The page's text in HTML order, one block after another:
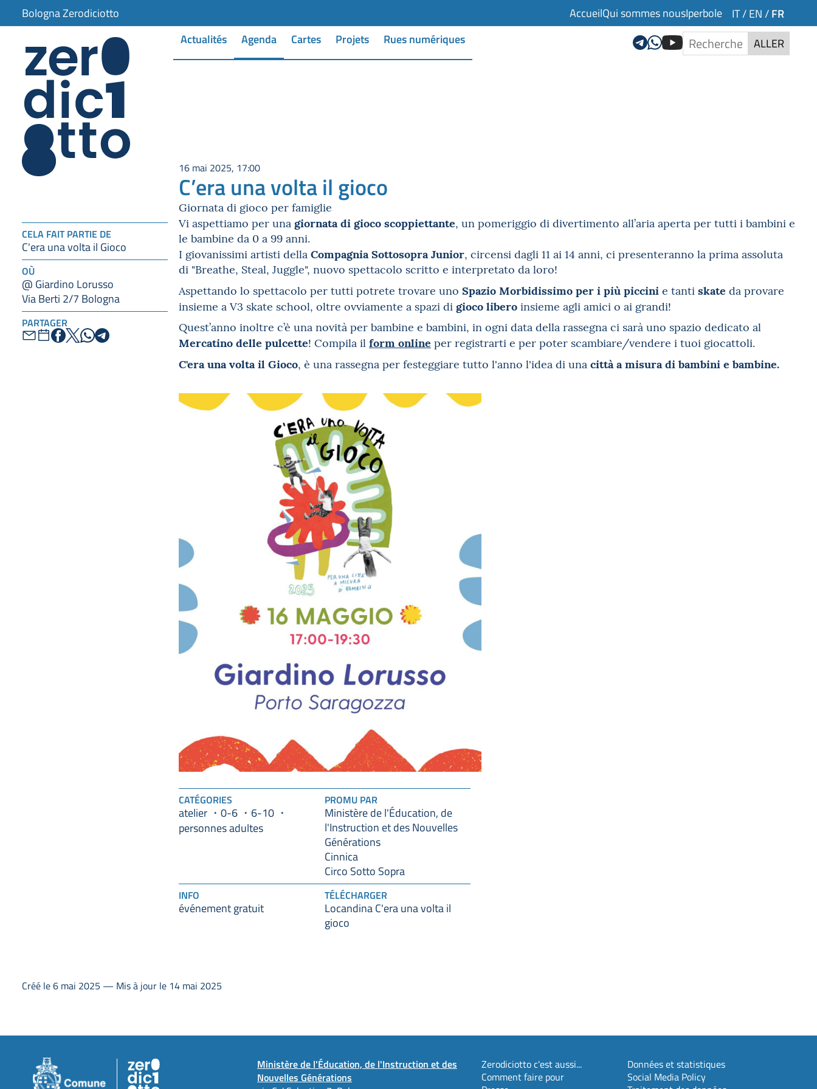
Bologna Zerodiciotto AccueilQui sommes nousIperbole IT/ EN / FR
Actualités
Agenda Cartes Projets Rues numériques ALLER
CELA FAIT PARTIE DE
C'era una volta il Gioco
OÙ
@ Giardino Lorusso
Via Berti 2/7 Bologna
PARTAGER
16 mai 2025, 17:00
C’era una volta il gioco
Giornata di gioco per famiglie
Vi aspettiamo per una giornata di gioco scoppiettante, un pomeriggio di divertimento all’aria aperta per tutti i bambini e
le bambine da 0 a 99 anni.
I giovanissimi artisti della Compagnia Sottosopra Junior, circensi dagli 11 ai 14 anni, ci presenteranno la prima assoluta
di "Breathe, Steal, Juggle", nuovo spettacolo scritto e interpretato da loro!
Aspettando lo spettacolo per tutti potrete trovare uno Spazio Morbidissimo per i più piccini e tanti skate da provare
insieme a V3 skate school, oltre ovviamente a spazi di gioco libero insieme agli amici o ai grandi!
Quest’anno inoltre c’è una novità per bambine e bambini, in ogni data della rassegna ci sarà uno spazio dedicato al
Mercatino delle pulcette! Compila il form online per registrarti e per poter scambiare/vendere i tuoi giocattoli.
C'era una volta il Gioco, è una rassegna per festeggiare tutto l'anno l'idea di una città a misura di bambini e bambine.
CATÉGORIES
atelier 0-6
6-10
personnes adultes
PROMU PAR
Ministère de l'Éducation, de
l'Instruction et des Nouvelles
Générations
Cinnica
Circo Sotto Sopra
INFO
événement gratuit
TÉLÉCHARGER
Locandina C'era una volta il
gioco
Créé le 6 mai 2025 — Mis à jour le 14 mai 2025
Ministère de l'Éducation, de l'Instruction et des
Nouvelles Générations
Zerodiciotto c'est aussi...
Comment faire pour
Données et statistiques
Social Media Policy